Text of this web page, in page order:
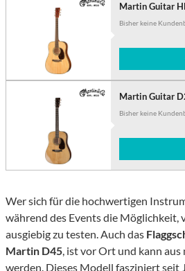
Martin Guitar
Bisher keine
Martin Guitar
Bisher keine
Wer sich für die hochwertigen
während des Events die Möglichkeit,
ausgiebig zu testen. Auch das
Martin D45, ist vor Ort und kann
werden. Dieses Modell fasziniert seit